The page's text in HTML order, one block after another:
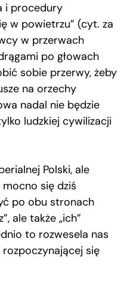
i procedury
w powietrzu” (cyt. za
w przerwach
po głowach
sobie przerwy, żeby
na orzechy
nadal nie będzie
ludzkiej cywilizacji
Polski, ale
się dziś
po obu stronach
ale także „ich”
to rozwesela nas
się